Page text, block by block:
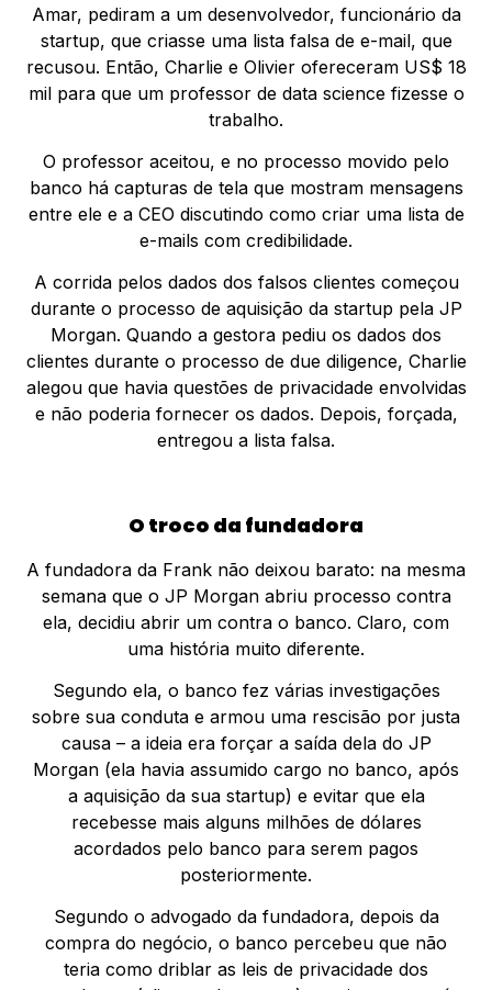
Amar, pediram a um desenvolvedor, funcionário da
startup, que criasse uma lista falsa de e-mail, que
recusou. Então, Charlie e Olivier ofereceram US$ 18
mil para que um professor de data science fizesse o
trabalho.
O professor aceitou, e no processo movido pelo
banco há capturas de tela que mostram mensagens
entre ele e a CEO discutindo como criar uma lista de
e-mails com credibilidade.
A corrida pelos dados dos falsos clientes começou
durante o processo de aquisição da startup pela JP
Morgan. Quando a gestora pediu os dados dos
clientes durante o processo de due diligence, Charlie
alegou que havia questões de privacidade envolvidas
e não poderia fornecer os dados. Depois, forçada,
entregou a lista falsa.
O troco da fundadora
A fundadora da Frank não deixou barato: na mesma
semana que o JP Morgan abriu processo contra
ela, decidiu abrir um contra o banco. Claro, com
uma história muito diferente.
Segundo ela, o banco fez várias investigações
sobre sua conduta e armou uma rescisão por justa
causa – a ideia era forçar a saída dela do JP
Morgan (ela havia assumido cargo no banco, após
a aquisição da sua startup) e evitar que ela
recebesse mais alguns milhões de dólares
acordados pelo banco para serem pagos
posteriormente.
Segundo o advogado da fundadora, depois da
compra do negócio, o banco percebeu que não
teria como driblar as leis de privacidade dos